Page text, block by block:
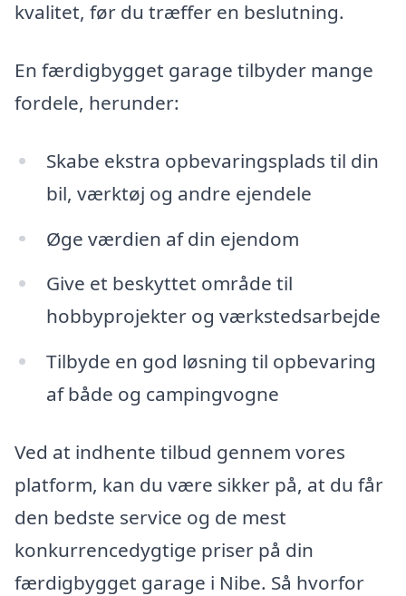
kvalitet, før du træffer en beslutning.
En færdigbygget garage tilbyder mange
fordele, herunder:
Skabe ekstra opbevaringsplads til din
bil, værktøj og andre ejendele
Øge værdien af din ejendom
Give et beskyttet område til
hobbyprojekter og værkstedsarbejde
Tilbyde en god løsning til opbevaring
af både og campingvogne
Ved at indhente tilbud gennem vores
platform, kan du være sikker på, at du får
den bedste service og de mest
konkurrencedygtige priser på din
færdigbygget garage i Nibe. Så hvorfor